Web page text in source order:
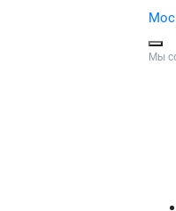
Мы